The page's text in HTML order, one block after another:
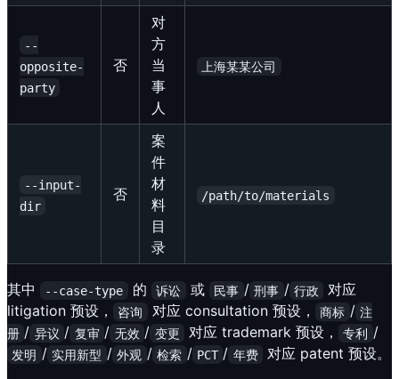
--
opposite-
party
否
对
方
当
事
人
上海某某公司
--input-
dir
否
案
件
材
料
目
录
/path/to/materials
其中 --case-type 的 诉讼 或 民事 / 刑事 / 行政
对应
litigation 预设，
咨询 对应 consultation 预设， 商标 / 注
册 / 异议 / 复审 / 无效 / 变更 对应 trademark 预设， 专利 /
发明 / 实用新型 / 外观 / 检索 / PCT / 年费
对应 patent 预设。